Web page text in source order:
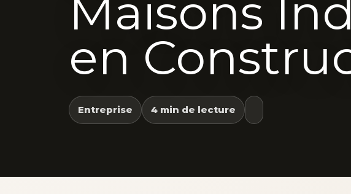
Maisons
en
Entreprise 4 min de lecture